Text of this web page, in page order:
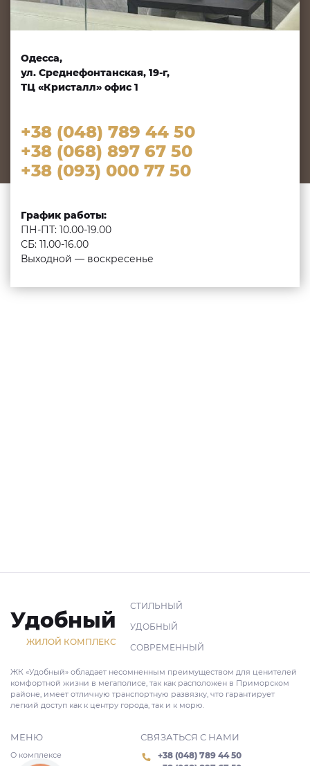
Одесса,
ул. Среднефонтанская, 19-г,
ТЦ «Кристалл» офис 1
+38 (048) 789 44 50
+38 (068) 897 67 50
+38 (093) 000 77 50
График работы:
ПН-ПТ: 10.00-19.00
СБ: 11.00-16.00
Выходной — воскресенье
Удобный
ЖИЛОЙ КОМПЛЕКС
СТИЛЬНЫЙ
УДОБНЫЙ
СОВРЕМЕННЫЙ
ЖК «Удобный» обладает несомненным преимуществом для ценителей
комфортной жизни в мегаполисе, так как расположен в Приморском
районе, имеет отличную транспортную развязку, что гарантирует
легкий доступ как к центру города, так и к морю.
МЕНЮ
О комплексе
СВЯЗАТЬСЯ С НАМИ
+38 (048) 789 44 50